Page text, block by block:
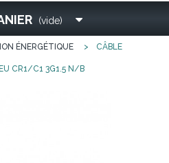
(vide)
ÉNERGÉTIQUE > CÂBLE
CR1/C1 3G1.5 N/B